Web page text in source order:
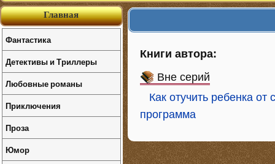
Книги автора:
Вне серий
Как отучить ребенка
программа
Главная
Фантастика
Детективы и Триллеры
Любовные романы
Приключения
Проза
Юмор